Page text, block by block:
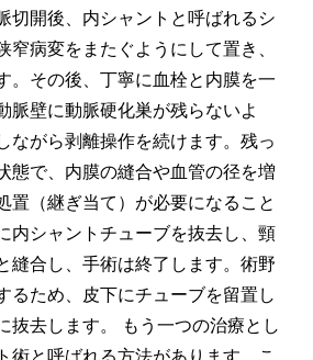
切開後、内シャントと呼ばれるシ
窄病変をまたぐようにして置き、
。その後、丁寧に血栓と内膜を一
脈壁に動脈硬化巣が残らないよ
ながら剥離操作を続けます。残っ
態で、内膜の縫合や血管の径を増
置（継ぎ当て）が必要になること
内シャントチューブを抜去し、頸
縫合し、手術は終了します。術野
るため、皮下にチューブを留置し
抜去します。 もう一つの治療とし
術と呼ばれる方法があります。こ